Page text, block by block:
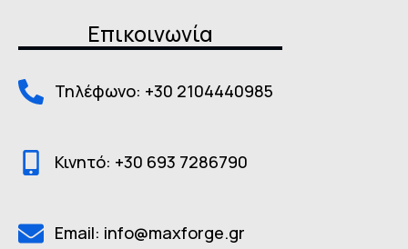
Επικοινωνία
Τηλέφωνο: +30 2104440985
Κινητό: +30 693 7286790
Email: info@maxforge.gr